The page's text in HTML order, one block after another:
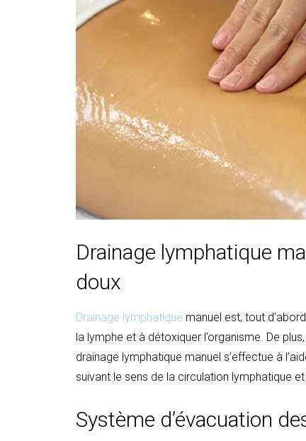
Drainage lymphatique
doux
Drainage lymphatique manuel est, tout
la lymphe et à détoxiquer l’organisme. De
drainage lymphatique manuel s’effectue à
suivant le sens de la circulation lymphatique
Système d’évacuation